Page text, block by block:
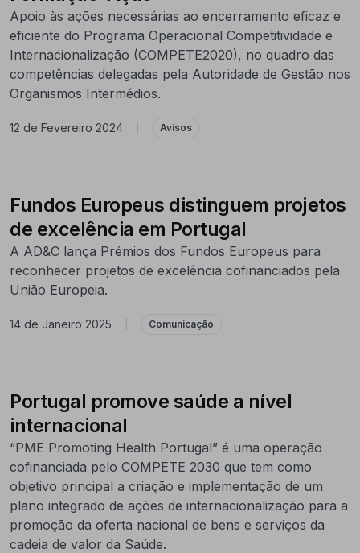
Apoio às ações necessárias ao encerramento eficaz e
eficiente do Programa Operacional Competitividade e
Internacionalização (COMPETE2020), no quadro das
competências delegadas pela Autoridade de Gestão nos
Organismos Intermédios.
12 de Fevereiro 2024 Avisos
Fundos Europeus distinguem projetos
de excelência em Portugal
A AD&C lança Prémios dos Fundos Europeus para
reconhecer projetos de excelência cofinanciados pela
União Europeia.
14 de Janeiro 2025 Comunicação
Portugal promove saúde a nível
internacional
“PME Promoting Health Portugal” é uma operação
cofinanciada pelo COMPETE 2030 que tem como
objetivo principal a criação e implementação de um
plano integrado de ações de internacionalização para a
promoção da oferta nacional de bens e serviços da
cadeia de valor da Saúde.